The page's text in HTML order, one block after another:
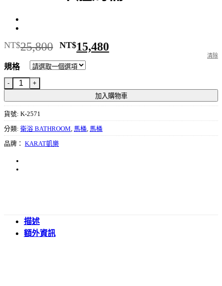
NT$25,800 原
始
價
NT$25,800。
NT$15,480
NT$15,480。
規格
清除
KARAT單體馬桶 K-2571 數量
加入購物車
貨號: K-2571
分類: 衛浴 BATHROOM, 馬桶, 馬桶
品牌： KARAT凱樂
描述
額外資訊